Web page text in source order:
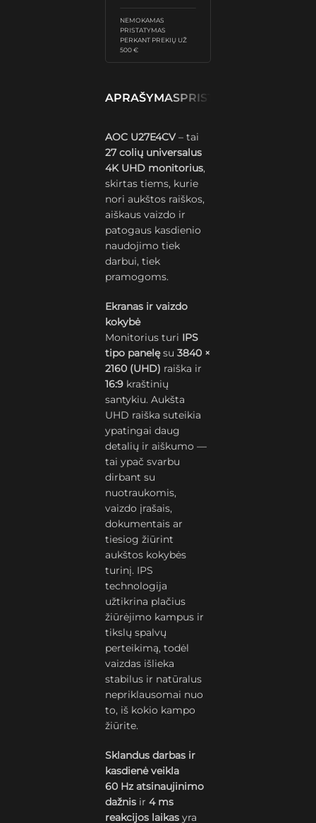
NEMOKAMAS
PRISTATYMAS
PERKANT PREKIŲ UŽ
500 €
APRAŠYMASPRISTATYMAS IR
AOC U27E4CV– tai
27 colių universalus
4K UHD monitorius,
skirtas tiems, kurie
nori aukštos raiškos,
aiškaus vaizdo ir
patogaus kasdienio
naudojimo tiek
darbui, tiek
pramogoms.
Ekranas ir vaizdo
kokybė
Monitorius turi IPS
tipo panelęsu3840 ×
2160 (UHD) raiška ir
16:9 kraštinių
santykiu. Aukšta
UHD raiška suteikia
ypatingai daug
detalių ir aiškumo —
tai ypač svarbu
dirbant su
nuotraukomis,
vaizdo įrašais,
dokumentais ar
tiesiog žiūrint
aukštos kokybės
turinį. IPS
technologija
užtikrina plačius
žiūrėjimo kampus ir
tikslų spalvų
perteikimą, todėl
vaizdas išlieka
stabilus ir natūralus
nepriklausomai nuo
to, iš kokio kampo
žiūrite.
Sklandus darbas ir
kasdienė veikla
60 Hz atsinaujinimo
dažnis ir4 ms
reakcijos laikas yra